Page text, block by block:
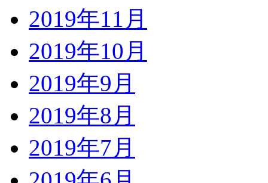
2019年11月
2019年10月
2019年9月
2019年8月
2019年7月